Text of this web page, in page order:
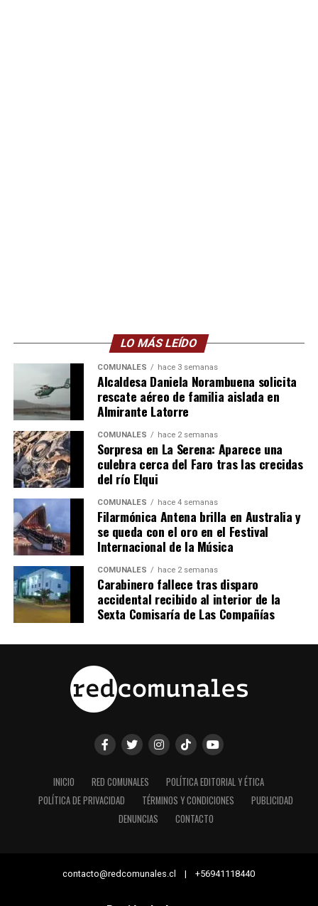
LO MÁS LEÍDO
COMUNALES hace 3 semanas
Alcaldesa Daniela Norambuena solicita
rescate aéreo de familia aislada en
Almirante Latorre
COMUNALES hace 2 semanas
Sorpresa en La Serena: Aparece una
culebra cerca del Faro tras las crecidas
del río Elqui
COMUNALES hace 4 semanas
Filarmónica Antena brilla en Australia y
se queda con el oro en el Festival
Internacional de la Música
COMUNALES hace 2 semanas
Carabinero fallece tras disparo
accidental recibido al interior de la
Sexta Comisaría de Las Compañías
INICIO RED COMUNALES
POLÍTICA EDITORIAL Y ÉTICA
POLÍTICA DE PRIVACIDAD
TÉRMINOS Y CONDICIONES
PUBLICIDAD
DENUNCIAS
CONTACTO
contacto@redcomunales.cl | +56941118440